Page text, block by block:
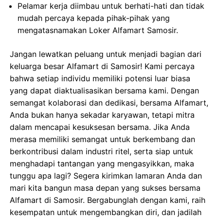
Pelamar kerja diimbau untuk berhati-hati dan tidak
mudah percaya kepada pihak-pihak yang
mengatasnamakan Loker Alfamart Samosir.
Jangan lewatkan peluang untuk menjadi bagian dari
keluarga besar Alfamart di Samosir! Kami percaya
bahwa setiap individu memiliki potensi luar biasa
yang dapat diaktualisasikan bersama kami. Dengan
semangat kolaborasi dan dedikasi, bersama Alfamart,
Anda bukan hanya sekadar karyawan, tetapi mitra
dalam mencapai kesuksesan bersama. Jika Anda
merasa memiliki semangat untuk berkembang dan
berkontribusi dalam industri ritel, serta siap untuk
menghadapi tantangan yang mengasyikkan, maka
tunggu apa lagi? Segera kirimkan lamaran Anda dan
mari kita bangun masa depan yang sukses bersama
Alfamart di Samosir. Bergabunglah dengan kami, raih
kesempatan untuk mengembangkan diri, dan jadilah